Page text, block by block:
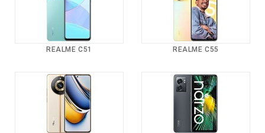
REALME C51 REALME C55